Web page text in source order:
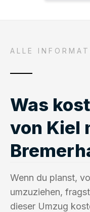
ALLE
Was
von Kiel
Wenn du planst,
umzuziehen,
dieser Umzug